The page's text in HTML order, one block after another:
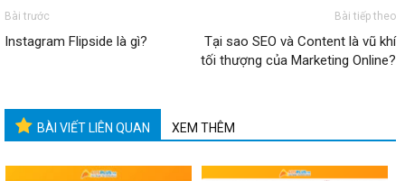
Bài trước
Instagram Flipside là gì?
Bài tiếp theo
Tại sao SEO và Content là vũ khí
tối thượng của Marketing Online?
BÀI VIẾT LIÊN QUAN XEM THÊM